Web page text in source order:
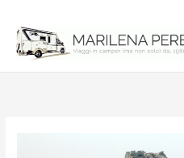
contenuto